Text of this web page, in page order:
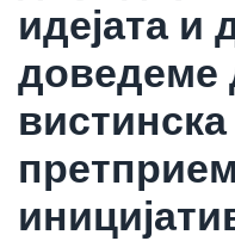
идејата и
доведеме
вистинска